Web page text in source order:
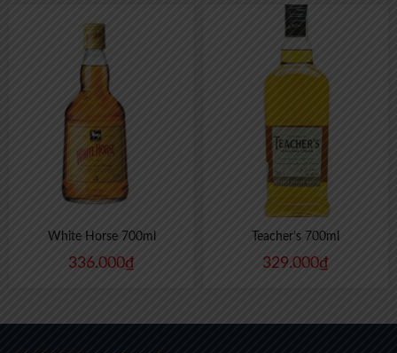
White Horse 700ml
336.000₫
Teacher’s 700ml
329.000₫